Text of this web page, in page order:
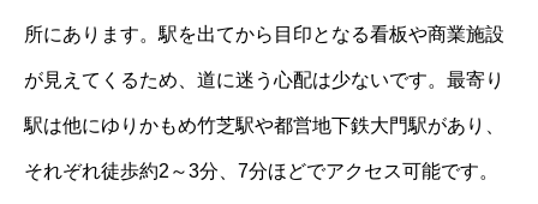
所にあります。駅を出てから目印となる看板や商業施設
が見えてくるため、道に迷う心配は少ないです。最寄り
駅は他にゆりかもめ竹芝駅や都営地下鉄大門駅があり、
それぞれ徒歩約2～3分、7分ほどでアクセス可能です。